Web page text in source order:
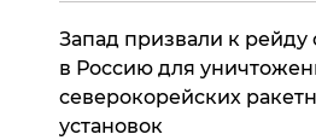
Запад призвали к рейду
в Россию для
северокорейских
установок